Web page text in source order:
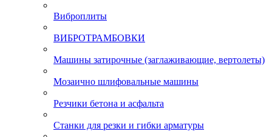
Виброплиты
ВИБРОТРАМБОВКИ
Машины затирочные (заглаживающие, вертолеты)
Мозаично шлифовальные машины
Резчики бетона и асфальта
Станки для резки и гибки арматуры